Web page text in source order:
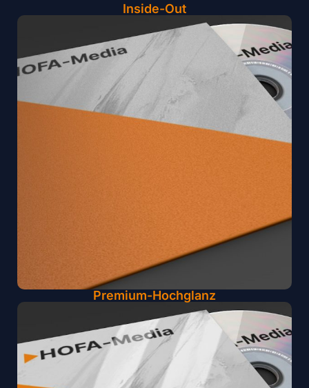
Inside-Out
Premium-Hochglanz